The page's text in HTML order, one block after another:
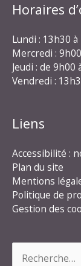
Horaires
Lundi : 13h30
Mercredi :
Jeudi : de 9h00
Vendredi :
Liens
Accessibilité :
Plan du site
Mentions
Politique de
Gestion des